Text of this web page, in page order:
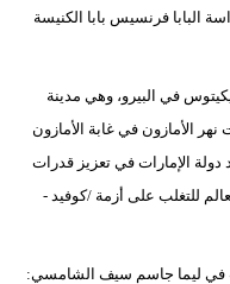
فيديو
سيارات
البابا فرنسيس بابا الكنيسة
في البيرو، وهي مدينة
نهر الأمازون في غابة الأمازون
دولة الإمارات في تعزيز قدرات
للتغلب على أزمة /كوفيد -
في ليما جاسم سيف الشامسي: